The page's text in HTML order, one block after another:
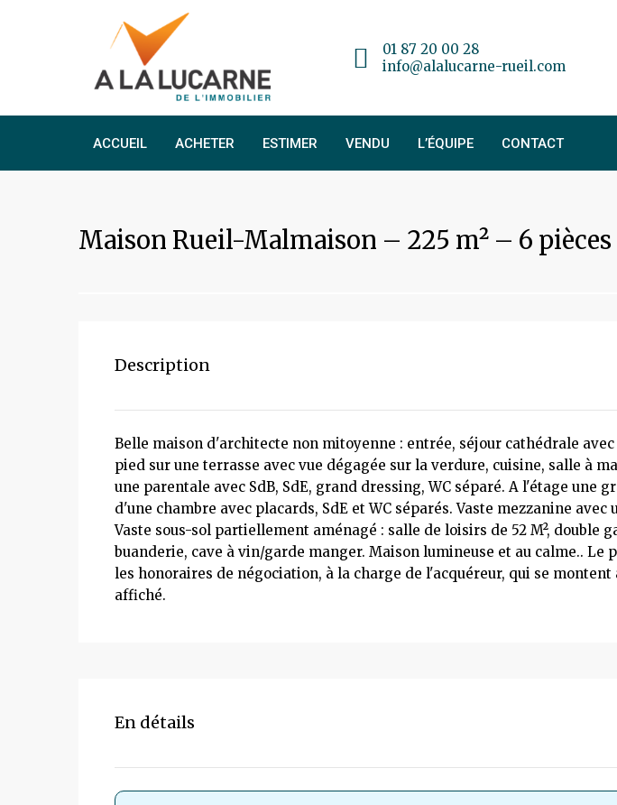
01 87 20 00 28
info@alalucarne-rueil.com
ACCUEIL ACHETER ESTIMER VENDU L’ÉQUIPE CONTACT
Maison Rueil-Malmaison – 225 m² – 6 pièces
Description
Belle maison d'architecte non mitoyenne : entrée, séjour cathédrale
pied sur une terrasse avec vue dégagée sur la verdure, cuisine, salle à
une parentale avec SdB, SdE, grand dressing, WC séparé. A l'étage une
d'une chambre avec placards, SdE et WC séparés. Vaste mezzanine avec
Vaste sous-sol partiellement aménagé : salle de loisirs de 52 M², double
buanderie, cave à vin/garde manger. Maison lumineuse et au calme.. Le
les honoraires de négociation, à la charge de l'acquéreur, qui se montent
affiché.
En détails